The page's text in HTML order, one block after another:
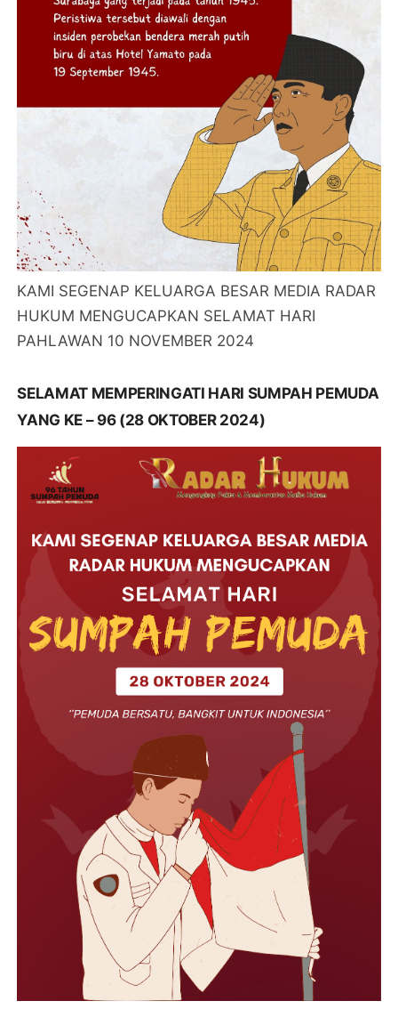
KAMI SEGENAP KELUARGA BESAR MEDIA RADAR
HUKUM MENGUCAPKAN SELAMAT HARI
PAHLAWAN 10 NOVEMBER 2024
SELAMAT MEMPERINGATI HARI SUMPAH PEMUDA
YANG KE – 96 (28 OKTOBER 2024)